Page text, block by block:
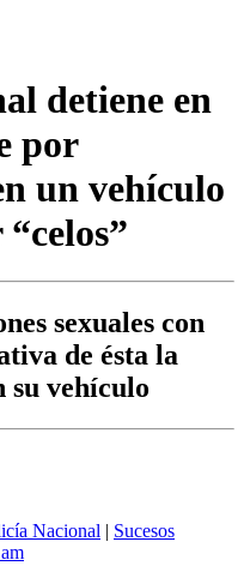
detiene en
por
un vehículo
sexuales con
de ésta la
su vehículo
Nacional | Sucesos